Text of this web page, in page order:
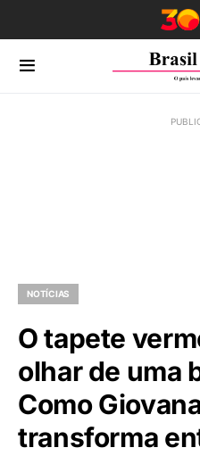
NOTÍCIAS
O tapete
olhar de uma
Como
transforma